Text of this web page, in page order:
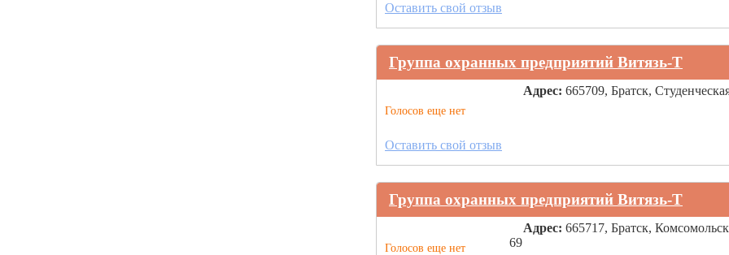
Оставить свой отзыв
Группа охранных предприятий Витязь-Т
Голосов еще нет
Адрес: 665709, Братск,
Оставить свой отзыв
Группа охранных предприятий Витязь-Т
Голосов еще нет
Адрес: 665717, Братск,
69